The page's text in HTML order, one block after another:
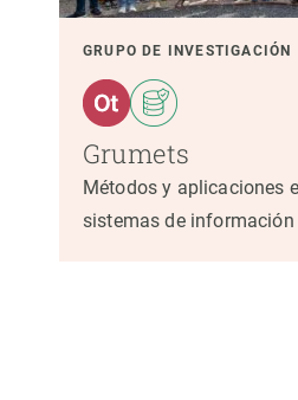
GRUPO DE INVESTIGACIÓN
Grumets
Métodos y aplicaciones
sistemas de